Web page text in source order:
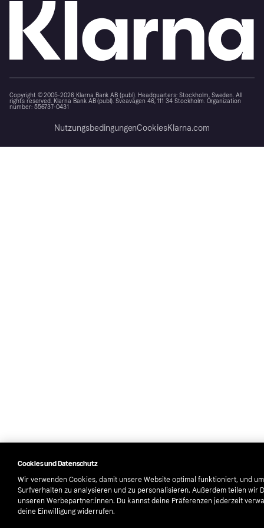
Copyright © 2005-2026 Klarna Bank AB (publ). Headquarters: Stockholm, Sweden. All
rights reserved. Klarna Bank AB (publ). Sveavägen 46, 111 34 Stockholm. Organization
number: 556737-0431
NutzungsbedingungenCookiesKlarna.com
Cookies und Datenschutz
Wir verwenden Cookies, damit unsere Website optimal funktioniert, und
Surfverhalten zu analysieren und zu personalisieren. Außerdem teilen wir
unseren Werbepartner:innen. Du kannst deine Präferenzen jederzeit
deine Einwilligung widerrufen.